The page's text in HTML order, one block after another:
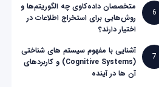
6
متخصصان داده‌کاوی چه الگوریتم‌ها و
روش‌هایی برای استخراج اطلاعات در
اختیار دارند؟
7
آشنایی با مفهوم سیستم های شناختی
(Cognitive Systems) و کاربردهای
آن ها در آینده